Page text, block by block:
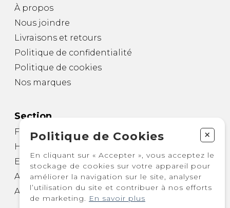
À propos
Nous joindre
Livraisons et retours
Politique de confidentialité
Politique de cookies
Nos marques
Section
Femme
Homme
Enfant
Autre
Accessoires
Politique de Cookies +
En cliquant sur « Accepter », vous acceptez le
stockage de cookies sur votre appareil pour
améliorer la navigation sur le site, analyser
l’utilisation du site et contribuer à nos efforts
de marketing. En savoir plus